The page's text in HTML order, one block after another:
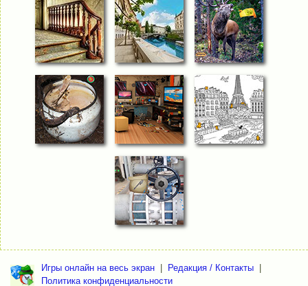
Игры онлайн на весь экран Редакция / Контакты
Политика конфиденциальности